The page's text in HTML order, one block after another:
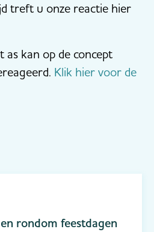
treft u onze reactie hier
kan op de concept
Klik hier voor de
rondom feestdagen